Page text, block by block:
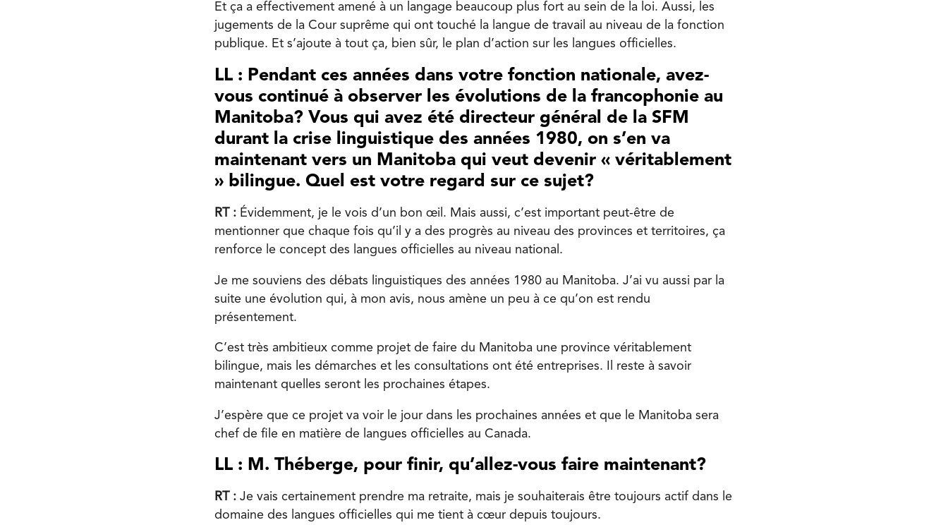
Et ça a effectivement amené à un langage beaucoup plus fort au sein de la loi. Aussi, les
jugements de la Cour suprême qui ont touché la langue de travail au niveau de la fonction
publique. Et s’ajoute à tout ça, bien sûr, le plan d’action sur les langues officielles.
LL : Pendant ces années dans votre fonction nationale, avez-
vous continué à observer les évolutions de la francophonie au
Manitoba? Vous qui avez été directeur général de la SFM
durant la crise linguistique des années 1980, on s’en va
maintenant vers un Manitoba qui veut devenir « véritablement
» bilingue. Quel est votre regard sur ce sujet?
RT : Évidemment, je le vois d’un bon œil. Mais aussi, c’est important peut-être de
mentionner que chaque fois qu’il y a des progrès au niveau des provinces et territoires, ça
renforce le concept des langues officielles au niveau national.
Je me souviens des débats linguistiques des années 1980 au Manitoba. J’ai vu aussi par la
suite une évolution qui, à mon avis, nous amène un peu à ce qu’on est rendu
présentement.
C’est très ambitieux comme projet de faire du Manitoba une province véritablement
bilingue, mais les démarches et les consultations ont été entreprises. Il reste à savoir
maintenant quelles seront les prochaines étapes.
J’espère que ce projet va voir le jour dans les prochaines années et que le Manitoba sera
chef de file en matière de langues officielles au Canada.
LL : M. Théberge, pour finir, qu’allez-vous faire maintenant?
RT : Je vais certainement prendre ma retraite, mais je souhaiterais être toujours actif dans le
domaine des langues officielles qui me tient à cœur depuis toujours.